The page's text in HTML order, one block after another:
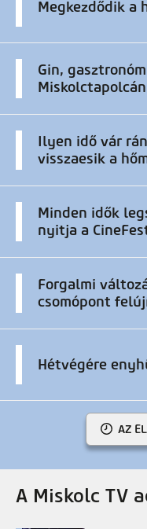
Megkezdődik a
Gin,
Miskolctapolcán
Ilyen idő vár
visszaesik a
Minden idők
nyitja a
Forgalmi
csomópont
Hétvégére
AZ
A Miskolc TV